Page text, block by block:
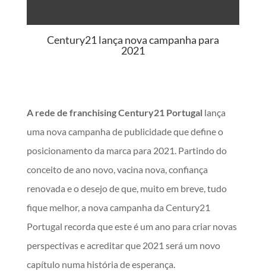
Century21 lança nova campanha para
2021
A rede de franchising Century21 Portugallança
uma nova campanha de publicidade que define o
posicionamento da marca para 2021. Partindo do
conceito de ano novo, vacina nova, confiança
renovada e o desejo de que, muito em breve, tudo
fique melhor, a nova campanha da Century21
Portugal recorda que este é um ano para criar novas
perspectivas e acreditar que 2021 será um novo
capítulo numa história de esperança.